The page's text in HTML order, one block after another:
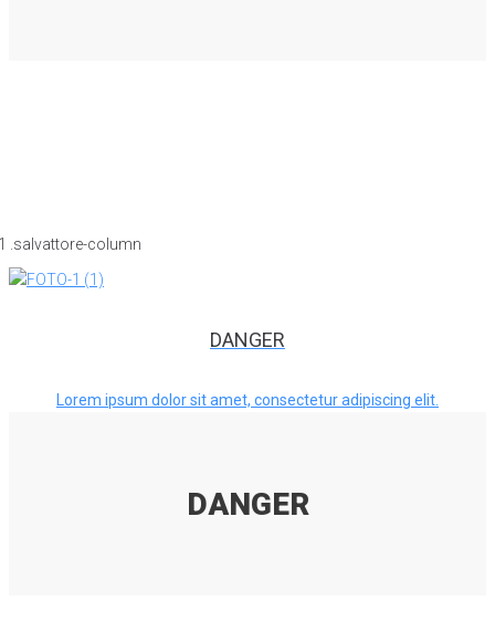
DANGER
Lorem ipsum dolor sit amet, consectetur adipiscing elit.
DANGER